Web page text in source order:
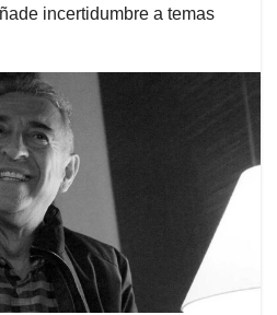
incertidumbre a temas